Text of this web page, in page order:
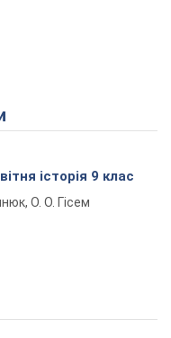
історія 9 клас
О. О. Гісем